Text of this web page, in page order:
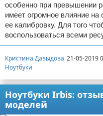
особенно при превышении
имеет огромное влияние
ее калибровку. Для того
воспользоваться всеми
Кристина Давыдова 21-05-2019
Ноутбуки
Ноутбуки Irbis:
моделей